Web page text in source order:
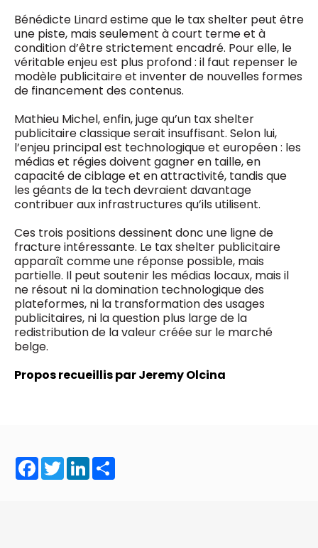
Bénédicte Linard estime que le tax shelter peut être
une piste, mais seulement à court terme et à
condition d’être strictement encadré. Pour elle, le
véritable enjeu est plus profond : il faut repenser le
modèle publicitaire et inventer de nouvelles formes
de financement des contenus.
Mathieu Michel, enfin, juge qu’un tax shelter
publicitaire classique serait insuffisant. Selon lui,
l’enjeu principal est technologique et européen : les
médias et régies doivent gagner en taille, en
capacité de ciblage et en attractivité, tandis que
les géants de la tech devraient davantage
contribuer aux infrastructures qu’ils utilisent.
Ces trois positions dessinent donc une ligne de
fracture intéressante. Le tax shelter publicitaire
apparaît comme une réponse possible, mais
partielle. Il peut soutenir les médias locaux, mais il
ne résout ni la domination technologique des
plateformes, ni la transformation des usages
publicitaires, ni la question plus large de la
redistribution de la valeur créée sur le marché
belge.
Propos recueillis par Jeremy Olcina
Facebook
TwitterLinkedIn